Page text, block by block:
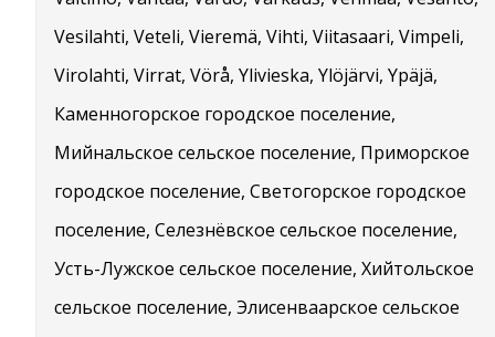
Vesilahti, Veteli, Vieremä, Vihti, Viitasaari, Vimpeli,
Virolahti, Virrat, Vörå, Ylivieska, Ylöjärvi, Ypäjä,
Каменногорское городское поселение,
Мийнальское сельское поселение, Приморское
городское поселение, Светогорское городское
поселение, Селезнёвское сельское поселение,
Усть-Лужское сельское поселение, Хийтольское
сельское поселение, Элисенваарское сельское